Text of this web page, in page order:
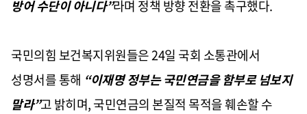
방어 수단이 아니다”라며 정책 방향 전환을 촉구했다.
국민의힘 보건복지위원들은 24일 국회 소통관에서
성명서를 통해 “이재명 정부는 국민연금을 함부로 넘보지
말라”고 밝히며, 국민연금의 본질적 목적을 훼손할 수